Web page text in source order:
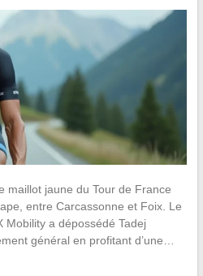
maillot jaune du Tour de France
entre Carcassonne et Foix. Le
Mobility a dépossédé Tadej
général en profitant d’une…